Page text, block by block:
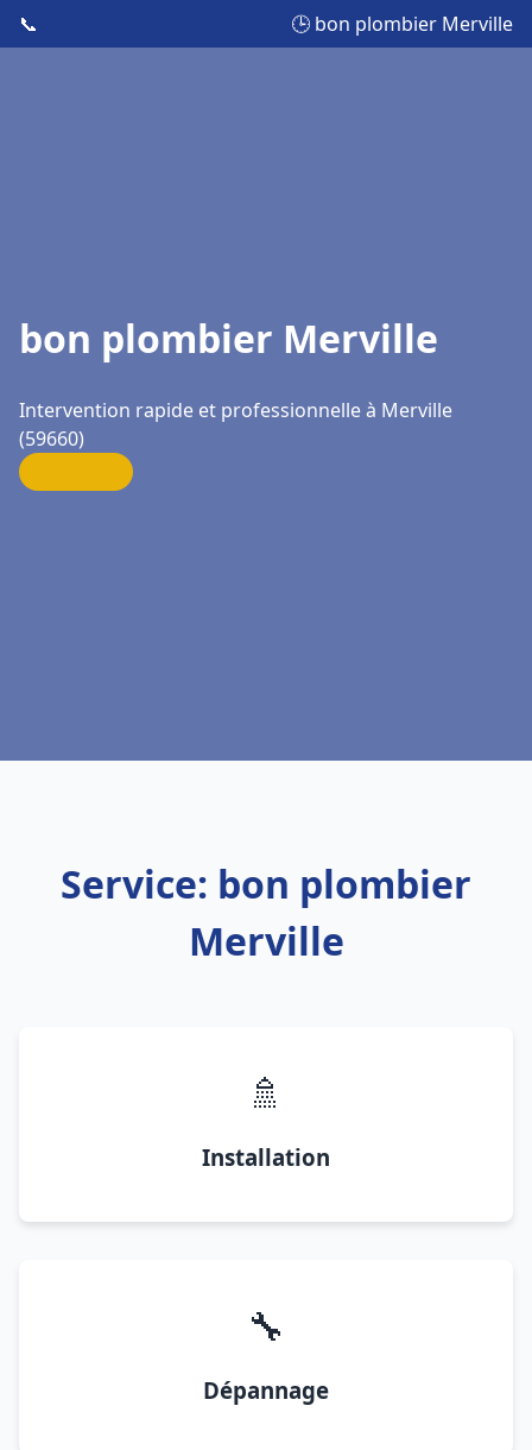
📞 🕒 bon plombier Merville
bon plombier Merville
Intervention rapide et professionnelle à Merville
(59660)
Service: bon plombier
Merville
🚿
Installation
🔧
Dépannage